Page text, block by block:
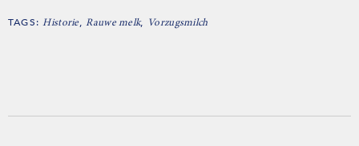
TAGS:Historie,Rauwe melk, Vorzugsmilch